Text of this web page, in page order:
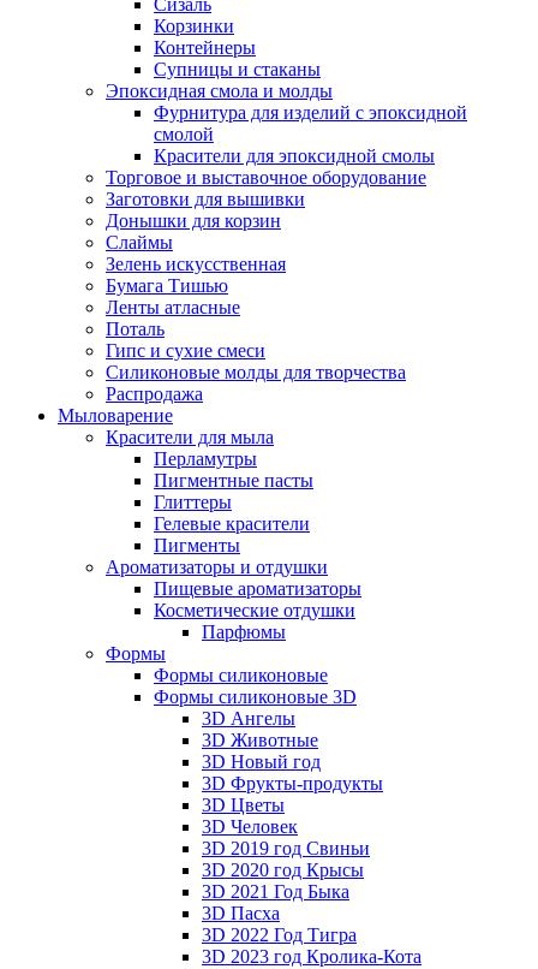
Сизаль
Корзинки
Контейнеры
Супницы и стаканы
Эпоксидная смола и молды
Фурнитура для изделий с эпоксидной
смолой
Красители для эпоксидной смолы
Торговое и выставочное оборудование
Заготовки для вышивки
Донышки для корзин
Слаймы
Зелень искусственная
Бумага Тишью
Ленты атласные
Поталь
Гипс и сухие смеси
Силиконовые молды для творчества
Распродажа
Мыловарение
Красители для мыла
Перламутры
Пигментные пасты
Глиттеры
Гелевые красители
Пигменты
Ароматизаторы и отдушки
Пищевые ароматизаторы
Косметические отдушки
Парфюмы
Формы
Формы силиконовые
Формы силиконовые 3D
3D Ангелы
3D Животные
3D Новый год
3D Фрукты-продукты
3D Цветы
3D Человек
3D 2019 год Свиньи
3D 2020 год Крысы
3D 2021 Год Быка
3D Пасха
3D 2022 Год Тигра
3D 2023 год Кролика-Кота